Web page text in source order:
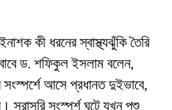
কী ধরনের স্বাস্থ্যঝুঁকি তৈরি
ড. শফিকুল ইসলাম বলেন,
সংস্পর্শে আসে প্রধানত দুইভাবে,
সরাসরি সংস্পর্শ ঘটে যখন পশু